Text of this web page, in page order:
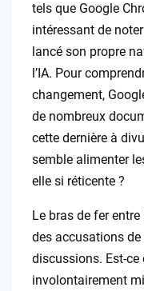
tels que Google
intéressant de
lancé son propre
l’IA. Pour
changement,
de nombreux
cette dernière à
semble alimenter
elle si réticente ?
Le bras de fer
des accusations
discussions. Est-
involontairement